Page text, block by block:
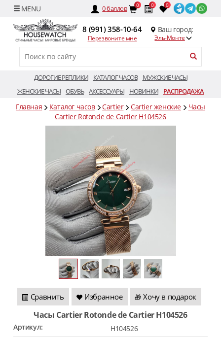
0баллов 0 0 0
8 (991) 358-10-64
Перезвоните мне
Ваш город:
Эль-Монте
ДОРОГИЕ РЕПЛИКИ КАТАЛОГ ЧАСОВ
МУЖСКИЕ ЧАСЫ
ЖЕНСКИЕ ЧАСЫ ОБУВЬ АКСЕССУАРЫ НОВИНКИ РАСПРОДАЖА
Главная Каталог часов Cartier Cartier женские
Часы
Cartier Rotonde de Cartier H104526
Сравнить Избранное 🎁 Хочу в подарок
Часы Cartier Rotonde de Cartier H104526
Артикул:
H104526